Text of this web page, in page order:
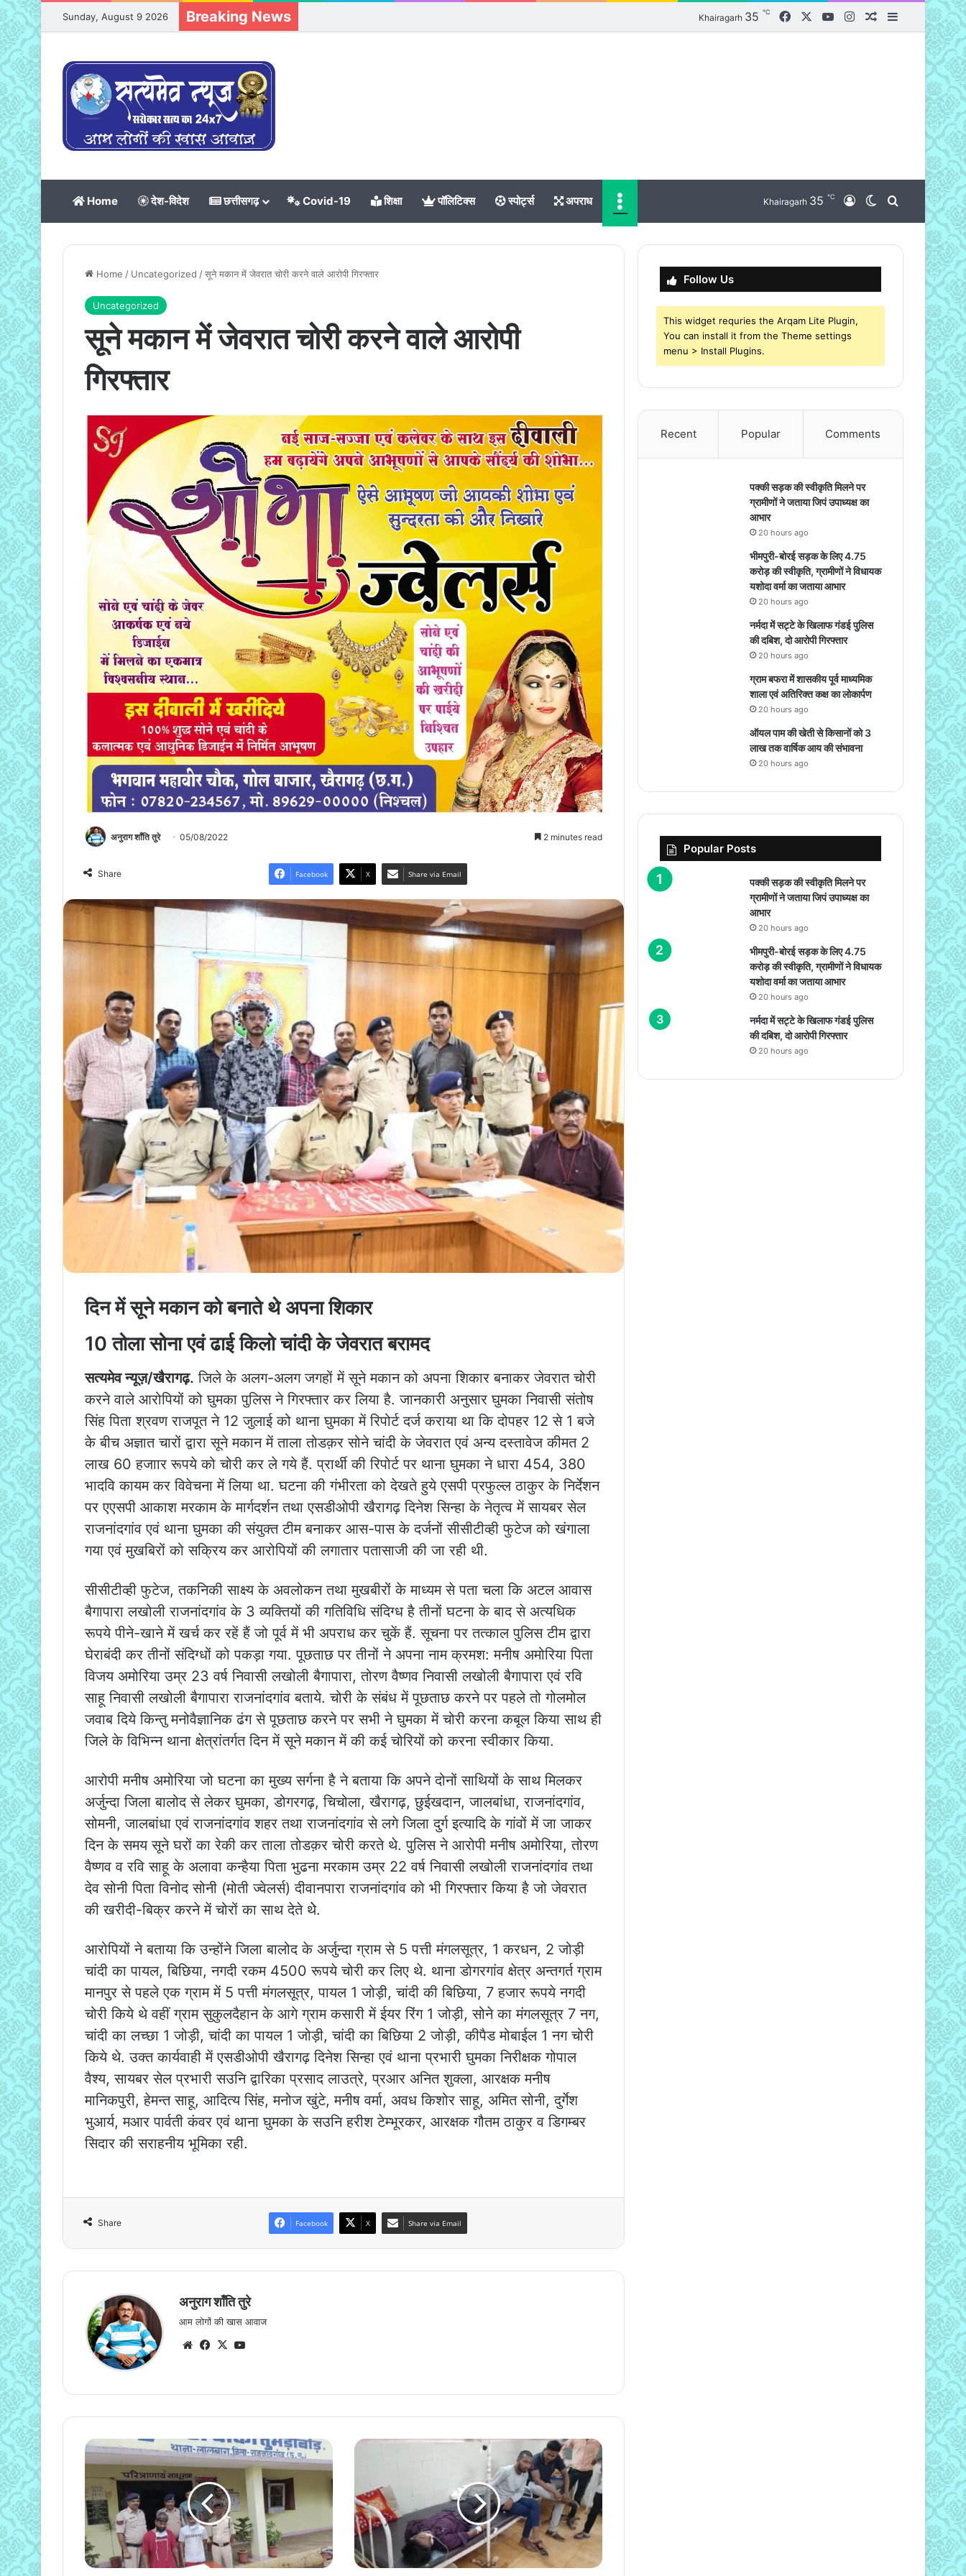
Sunday, August 9 2026 Breaking News Khairagarh 35 ℃ FacebookYouTubeInstagramRandom Article
Sidebar
Home देश-विदेश छत्तीसगढ़ Covid-19 शिक्षा पॉलिटिक्स स्पोर्ट्स अपराध Khairagarh 35 ℃ Log InSwitch skin
Search for
Home / Uncategorized /सूने मकान में जेवरात चोरी करने वाले आरोपी गिरफ्तार
Uncategorized
सूने मकान में जेवरात चोरी करने वाले आरोपी
गिरफ्तार
अनुराग शाँति तुरे 05/08/2022 2 minutes read
Share Facebook X Share via Email
दिन में सूने मकान को बनाते थे अपना शिकार
10 तोला सोना एवं ढाई किलो चांदी के जेवरात बरामद
सत्यमेव न्यूज़/खैरागढ़. जिले के अलग-अलग जगहों में सूने मकान को अपना शिकार बनाकर जेवरात चोरी
करने वाले आरोपियों को घुमका पुलिस ने गिरफ्तार कर लिया है. जानकारी अनुसार घुमका निवासी संतोष
सिंह पिता श्रवण राजपूत ने 12 जुलाई को थाना घुमका में रिपोर्ट दर्ज कराया था कि दोपहर 12 से 1 बजे
के बीच अज्ञात चारों द्वारा सूने मकान में ताला तोडक़र सोने चांदी के जेवरात एवं अन्य दस्तावेज कीमत 2
लाख 60 हजाार रूपये को चोरी कर ले गये हैं. प्रार्थी की रिपोर्ट पर थाना घुमका ने धारा 454, 380
भादवि कायम कर विवेचना में लिया था. घटना की गंभीरता को देखते हुये एसपी प्रफुल्ल ठाकुर के निर्देशन
पर एएसपी आकाश मरकाम के मार्गदर्शन तथा एसडीओपी खैरागढ़ दिनेश सिन्हा के नेतृत्व में सायबर सेल
राजनांदगांव एवं थाना घुमका की संयुक्त टीम बनाकर आस-पास के दर्जनों सीसीटीव्ही फुटेज को खंगाला
गया एवं मुखबिरों को सक्रिय कर आरोपियों की लगातार पतासाजी की जा रही थी.
सीसीटीव्ही फुटेज, तकनिकी साक्ष्य के अवलोकन तथा मुखबीरों के माध्यम से पता चला कि अटल आवास
बैगापारा लखोली राजनांदगांव के 3 व्यक्तियों की गतिविधि संदिग्ध है तीनों घटना के बाद से अत्यधिक
रूपये पीने-खाने में खर्च कर रहें हैं जो पूर्व में भी अपराध कर चुकें हैं. सूचना पर तत्काल पुलिस टीम द्वारा
घेराबंदी कर तीनों संदिग्धों को पकड़ा गया. पूछताछ पर तीनों ने अपना नाम क्रमश: मनीष अमोरिया पिता
विजय अमोरिया उम्र 23 वर्ष निवासी लखोली बैगापारा, तोरण वैष्णव निवासी लखोली बैगापारा एवं रवि
साहू निवासी लखोली बैगापारा राजनांदगांव बताये. चोरी के संबंध में पूछताछ करने पर पहले तो गोलमोल
जवाब दिये किन्तु मनोवैज्ञानिक ढंग से पूछताछ करने पर सभी ने घुमका में चोरी करना कबूल किया साथ ही
जिले के विभिन्न थाना क्षेत्रांतर्गत दिन में सूने मकान में की कई चोरियों को करना स्वीकार किया.
आरोपी मनीष अमोरिया जो घटना का मुख्य सर्गना है ने बताया कि अपने दोनों साथियों के साथ मिलकर
अर्जुन्दा जिला बालोद से लेकर घुमका, डोगरगढ़, चिचोला, खैरागढ़, छुईखदान, जालबांधा, राजनांदगांव,
सोमनी, जालबांधा एवं राजनांदगांव शहर तथा राजनांदगांव से लगे जिला दुर्ग इत्यादि के गांवों में जा जाकर
दिन के समय सूने घरों का रेकी कर ताला तोडक़र चोरी करते थे. पुलिस ने आरोपी मनीष अमोरिया, तोरण
वैष्णव व रवि साहू के अलावा कन्हैया पिता भुढना मरकाम उम्र 22 वर्ष निवासी लखोली राजनांदगांव तथा
देव सोनी पिता विनोद सोनी (मोती ज्वेलर्स) दीवानपारा राजनांदगांव को भी गिरफ्तार किया है जो जेवरात
की खरीदी-बिक्र करने में चोरों का साथ देते थेे.
आरोपियों ने बताया कि उन्होंने जिला बालोद के अर्जुन्दा ग्राम से 5 पत्ती मंगलसूत्र, 1 करधन, 2 जोड़ी
चांदी का पायल, बिछिया, नगदी रकम 4500 रूपये चोरी कर लिए थे. थाना डोगरगांव क्षेत्र अन्तगर्त ग्राम
मानपुर से पहले एक ग्राम में 5 पत्ती मंगलसूत्र, पायल 1 जोड़ी, चांदी की बिछिया, 7 हजार रूपये नगदी
चोरी किये थे वहीं ग्राम सुकुलदैहान के आगे ग्राम कसारी में ईयर रिंग 1 जोड़ी, सोने का मंगलसूत्र 7 नग,
चांदी का लच्छा 1 जोड़ी, चांदी का पायल 1 जोड़ी, चांदी का बिछिया 2 जोड़ी, कीपैड मोबाईल 1 नग चोरी
किये थे. उक्त कार्यवाही में एसडीओपी खैरागढ़ दिनेश सिन्हा एवं थाना प्रभारी घुमका निरीक्षक गोपाल
वैश्य, सायबर सेल प्रभारी सउनि द्वारिका प्रसाद लाउत्रे, प्रआर अनित शुक्ला, आरक्षक मनीष
मानिकपुरी, हेमन्त साहू, आदित्य सिंह, मनोज खुंटे, मनीष वर्मा, अवध किशोर साहू, अमित सोनी, दुर्गेश
भुआर्य, मआर पार्वती कंवर एवं थाना घुमका के सउनि हरीश टेम्भूरकर, आरक्षक गौतम ठाकुर व डिगम्बर
सिदार की सराहनीय भूमिका रही.
Share Facebook X Share via Email
अनुराग शाँति तुरे
आम लोगों की खास आवाज
WebsiteFacebook
X
हथियार
घूम
रहे
दो
आरोपी
गिरफ्तार
18
किया
जहर
का
सेवन
Follow Us
This widget requries the Arqam Lite Plugin,
You can install it from the Theme settings
menu > Install Plugins.
Recent Popular Comments
पक्की सड़क की स्वीकृति मिलने पर
ग्रामीणों ने जताया जिपं उपाध्यक्ष का
आभार
20 hours ago
भीमपुरी-बोरई सड़क के लिए 4.75
करोड़ की स्वीकृति, ग्रामीणों ने विधायक
यशोदा वर्मा का जताया आभार
20 hours ago
नर्मदा में सट्टे के खिलाफ गंडई पुलिस
की दबिश, दो आरोपी गिरफ्तार
20 hours ago
ग्राम बफरा में शासकीय पूर्व माध्यमिक
शाला एवं अतिरिक्त कक्ष का लोकार्पण
20 hours ago
ऑयल पाम की खेती से किसानों को 3
लाख तक वार्षिक आय की संभावना
20 hours ago
Popular Posts
पक्की सड़क की स्वीकृति मिलने पर
ग्रामीणों ने जताया जिपं उपाध्यक्ष का
आभार
20 hours ago
भीमपुरी-बोरई सड़क के लिए 4.75
करोड़ की स्वीकृति, ग्रामीणों ने विधायक
यशोदा वर्मा का जताया आभार
20 hours ago
नर्मदा में सट्टे के खिलाफ गंडई पुलिस
की दबिश, दो आरोपी गिरफ्तार
20 hours ago